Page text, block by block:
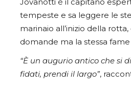
Jovanotti è il capitano
tempeste e sa leggere le
marinaio all’inizio della
domande ma la stessa fame
“È un augurio antico che si
fidati, prendi il largo”,